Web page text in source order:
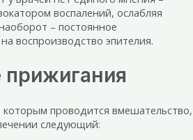
воспалений, ослабляя
– постоянное
воспроизводство эпителия.
которым проводится вмешательство,
следующий: